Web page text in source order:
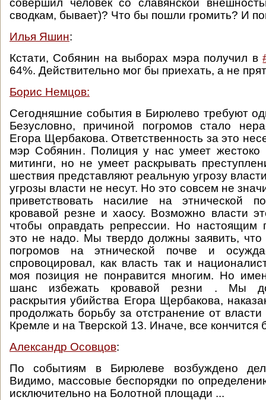
совершил человек со славянской
сводкам, бывает)? Что бы пошли громить? И
Илья Яшин:
Кстати, Собянин на выборах мэра получил в
64%. Действительно мог бы приехать, а не
Борис Немцов:
Сегодняшние события в Бирюлево требуют
Безусловно, причиной погромов стало
Егора Щербакова. Ответственность за это
мэр Собянин. Полиция у нас умеет жестоко
митинги, но не умеет раскрывать
шествия представляют реальную угрозу
угрозы власти не несут. Но это совсем не
приветствовать насилие на этнической
кровавой резне и хаосу. Возможно власти
чтобы оправдать репрессии. Но настоящим
это не надо. Мы твердо должны заявить, что
погромов на этнической почве и
спровоцировал, как власть так и
моя позиция не понравится многим. Но
шанс избежать кровавой резни . Мы
раскрытия убийства Егора Щербакова,
продолжать борьбу за отстранение от
Кремле и на Тверской 13. Иначе, все кончится
Александр Осовцов:
По событиям в Бирюлеве возбуждено
Видимо, массовые беспорядки по
исключительно на Болотной площади ...